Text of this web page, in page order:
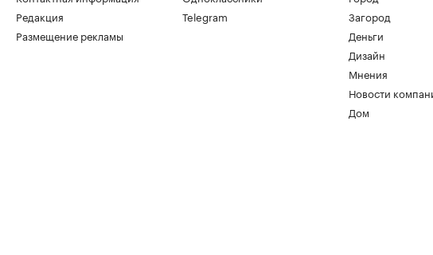
Редакция
Размещение рекламы
Telegram
Загород
Деньги
Дизайн
Мнения
Новости
Дом